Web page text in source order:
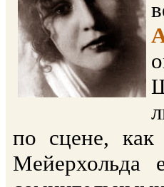
по сцене, как
Мейерхольда